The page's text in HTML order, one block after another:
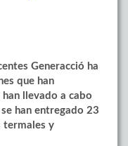
Generacció ha
que han
llevado a cabo
han entregado 23
termales y